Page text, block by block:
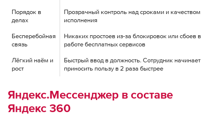
Порядок в
делах
Прозрачный контроль над сроками и качеством
исполнения
Бесперебойная
связь
Никаких простоев из-за блокировок или сбоев в
работе бесплатных сервисов
Лёгкий наём и
рост
Быстрый ввод в должность. Сотрудник начинает
приносить пользу в 2 раза быстрее
Яндекс.Мессенджер в составе
Яндекс 360